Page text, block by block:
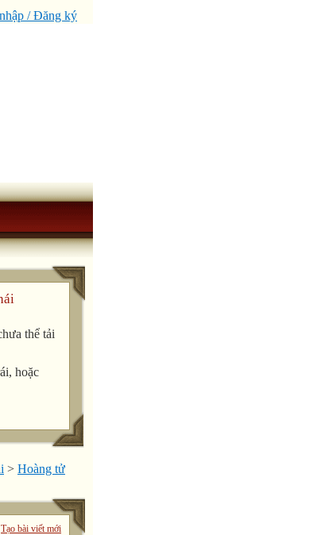
/ Đăng ký
thể tải
hoặc
> Hoàng tử
Tạo bài viết mới